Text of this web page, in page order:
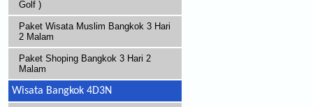
Golf )
Paket Wisata Muslim Bangkok 3 Hari
2 Malam
Paket Shoping Bangkok 3 Hari 2
Malam
Wisata Bangkok 4D3N